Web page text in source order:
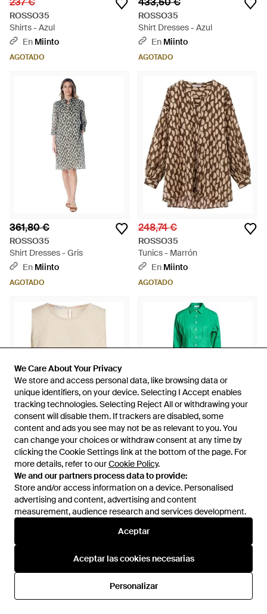
We Care About Your Privacy
We store and access personal data, like browsing data or
unique identifiers, on your device. Selecting I Accept enables
tracking technologies. Selecting Reject All or withdrawing your
consent will disable them. If trackers are disabled, some
content and ads you see may not be as relevant to you. You
can change your choices or withdraw consent at any time by
clicking the Cookie Settings link at the bottom of the page. For
more details, refer to ourCookie Policy.
We and our partners process data to provide:
Store and/or access information on a device. Personalised
advertising and content, advertising and content
measurement, audience research and services development.
Aceptar
Aceptar las cookies necesarias
Personalizar
We Care About Your Privacy
We store and access personal data, like browsing data or
unique identifiers, on your device. Selecting I Accept enables
tracking technologies. Selecting Reject All or withdrawing your
consent will disable them. If trackers are disabled, some
content and ads you see may not be as relevant to you. You
can change your choices or withdraw consent at any time by
clicking the Cookie Settings link at the bottom of the page. For
more details, refer to ourCookie Policy.
We and our partners process data to provide:
Store and/or access information on a device. Personalised
advertising and content, advertising and content
measurement, audience research and services development.
Aceptar
Aceptar las cookies necesarias
Personalizar
ROSSO35
Shirts - Azul
En Miinto
AGOTADO
ROSSO35
Shirt Dresses - Azul
En Miinto
AGOTADO
361,80 €
ROSSO35
Shirt Dresses - Gris
En Miinto
AGOTADO
248,74 €
ROSSO35
Tunics - Marrón
En Miinto
AGOTADO
45 €
ROSSO35
Top - Neutro
EnYOOX
AGOTADO
137 €
ROSSO35
Vestido Midi - Verde
EnYOOX
AGOTADO